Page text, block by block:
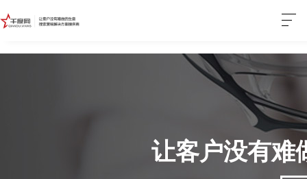
让客户没有难